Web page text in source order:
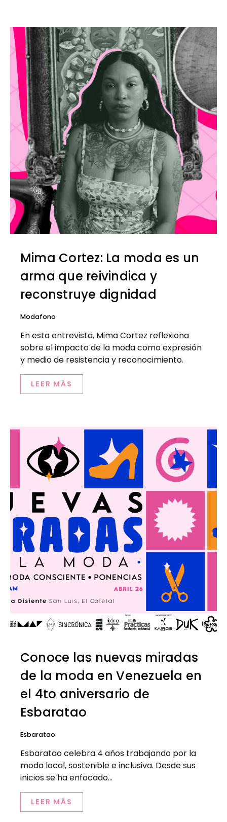
Mima Cortez: La moda es un
arma que reivindica y
reconstruye dignidad
Modafono
En esta entrevista, Mima Cortez reflexiona
sobre el impacto de la moda como expresión
y medio de resistencia y reconocimiento.
LEER MÁS
Conoce las nuevas miradas
de la moda en Venezuela en
el 4to aniversario de
Esbaratao
Esbaratao
Esbaratao celebra 4 años trabajando por la
moda local, sostenible e inclusiva. Desde sus
inicios se ha enfocado…
LEER MÁS